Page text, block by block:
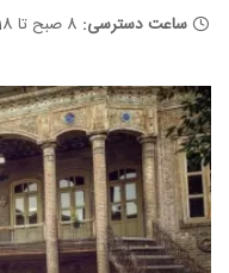
ساعت دسترسی: 8 صبح تا 18، همه‌روزه